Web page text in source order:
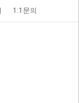
1:1문의